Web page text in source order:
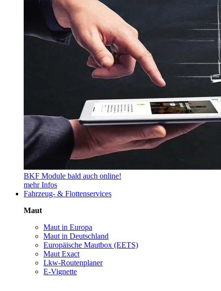
BKF Module bald auch online!
mehr Infos
Fahrzeug- & Flottenservices
Maut
Maut in Europa
Maut in Deutschland
Europäische Mautbox (EETS)
Maut Exact
Lkw-Routenplaner
E-Vignette